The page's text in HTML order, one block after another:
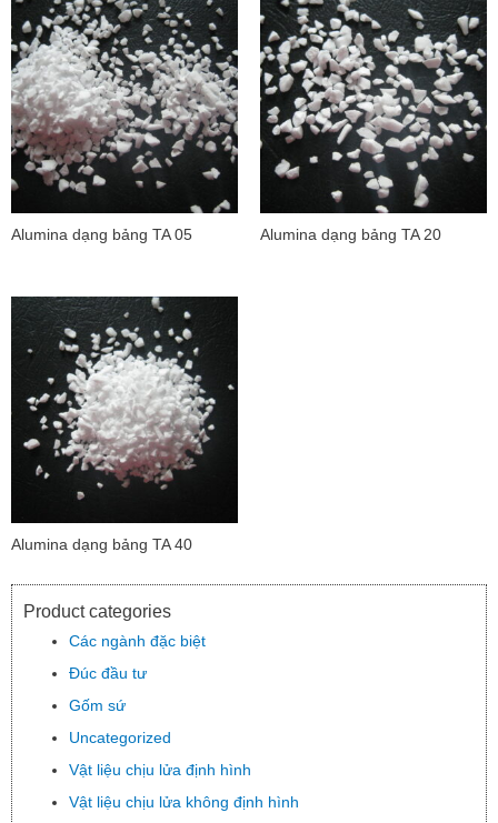
Alumina dạng bảng TA 05 Alumina dạng bảng TA 20
Alumina dạng bảng TA 40
Product categories
Các ngành đặc biệt
Đúc đầu tư
Gốm sứ
Uncategorized
Vật liệu chịu lửa định hình
Vật liệu chịu lửa không định hình